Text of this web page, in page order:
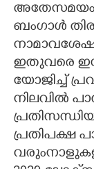
അതേസമയം,
ബംഗാൾ
ഇതുവരെ
യോജിച്ച്
നിലവിൽ
പ്രതിപക്ഷ